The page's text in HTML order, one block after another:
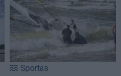
Sportas